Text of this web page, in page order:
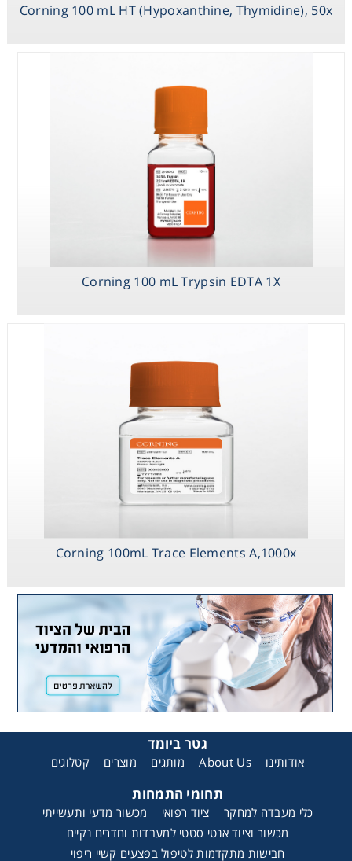
Corning 100 mL HT (Hypoxanthine, Thymidine), 50x
Corning 100 mL Trypsin EDTA 1X
Corning 100mL Trace Elements A,1000x
גטר ביומד
אודותינו About Us מותגים מוצרים קטלוגים
תחומי התמחות
כלי מעבדה למחקר ציוד רפואי
מכשור מדעי ותעשייתי
מכשור וציוד אנטי סטטי למעבדות וחדרים נקיים
חבישות מתקדמות לטיפול בפצעים קשיי ריפוי